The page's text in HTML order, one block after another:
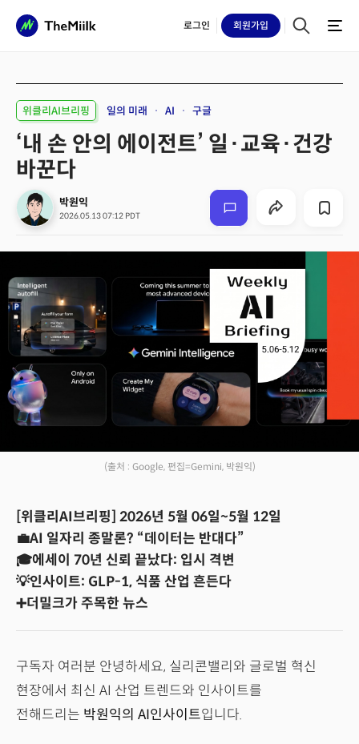
로그인 회원가입
위클리AI브리핑 일의 미래 AI 구글
‘내 손 안의 에이전트’ 일·교육·건강
바꾼다
박원익
2026.05.13 07:12 PDT
(출처 : Google, 편집=Gemini, 박원익)
[위클리AI브리핑] 2026년 5월 06일~5월 12일
💼AI 일자리 종말론? “데이터는 반대다”
🎓에세이 70년 신뢰 끝났다: 입시 격변
💡인사이트: GLP-1, 식품 산업 흔든다
➕더밀크가 주목한 뉴스
구독자 여러분 안녕하세요, 실리콘밸리와 글로벌 혁신
현장에서 최신 AI 산업 트렌드와 인사이트를
전해드리는 박원익의 AI인사이트입니다.